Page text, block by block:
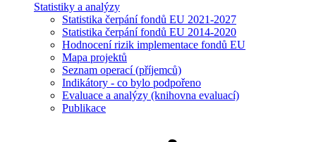
Statistiky a analýzy
Statistika čerpání fondů EU 2021-2027
Statistika čerpání fondů EU 2014-2020
Hodnocení rizik implementace fondů EU
Mapa projektů
Seznam operací (příjemců)
Indikátory - co bylo podpořeno
Evaluace a analýzy (knihovna evaluací)
Publikace